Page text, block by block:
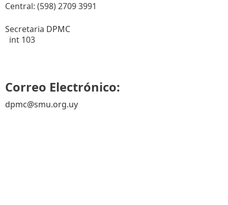
Central: (598) 2709 3991
Secretaria DPMC
int 103
Correo Electrónico:
dpmc@smu.org.uy